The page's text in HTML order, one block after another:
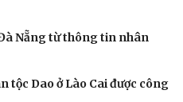
Nẵng từ thông tin nhân
tộc Dao ở Lào Cai được công